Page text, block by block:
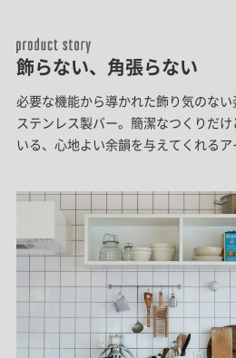
飾らない、角張らない
必要な機能から導かれた飾り気のな
ステンレス製バー。簡潔なつくりだ
いる、心地よい余韻を与えてくれるア